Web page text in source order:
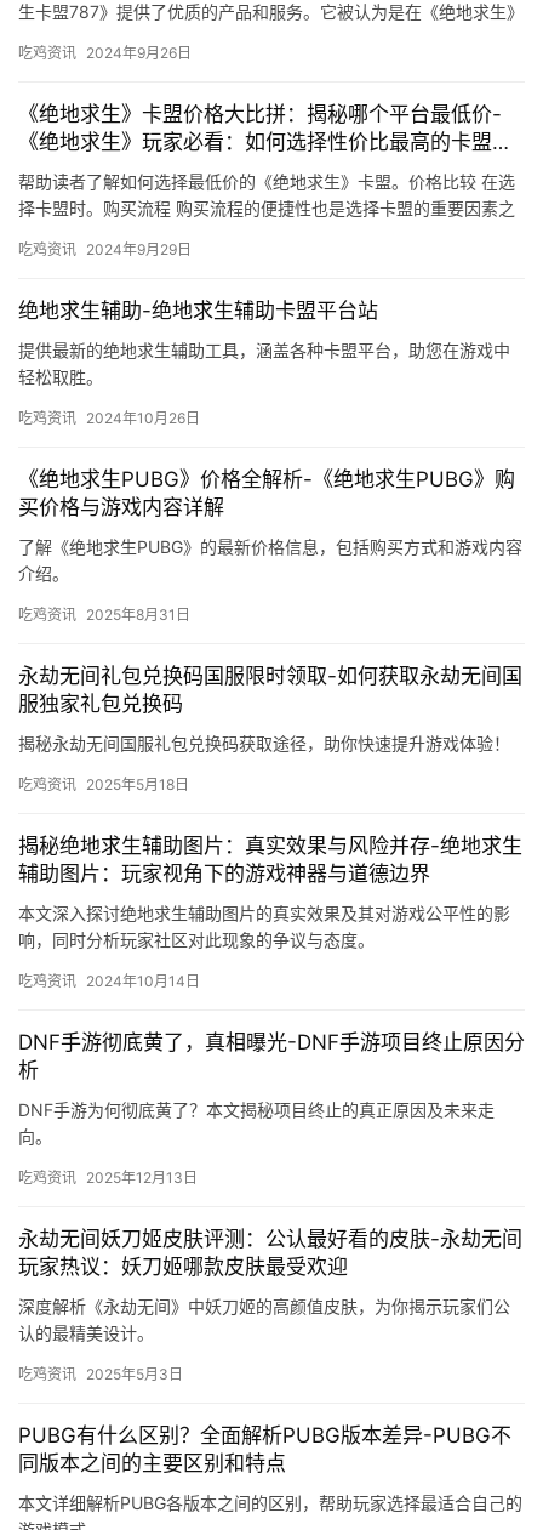
生卡盟787》提供了优质的产品和服务。它被认为是在《绝地求生》
吃鸡资讯 2024年9月26日
《绝地求生》卡盟价格大比拼：揭秘哪个平台最低价-
《绝地求生》玩家必看：如何选择性价比最高的卡盟平
台
帮助读者了解如何选择最低价的《绝地求生》卡盟。价格比较 在选
择卡盟时。购买流程 购买流程的便捷性也是选择卡盟的重要因素之
吃鸡资讯 2024年9月29日
绝地求生辅助-绝地求生辅助卡盟平台站
提供最新的绝地求生辅助工具，涵盖各种卡盟平台，助您在游戏中
轻松取胜。
吃鸡资讯 2024年10月26日
《绝地求生PUBG》价格全解析-《绝地求生PUBG》购
买价格与游戏内容详解
了解《绝地求生PUBG》的最新价格信息，包括购买方式和游戏内容
介绍。
吃鸡资讯 2025年8月31日
永劫无间礼包兑换码国服限时领取-如何获取永劫无间国
服独家礼包兑换码
揭秘永劫无间国服礼包兑换码获取途径，助你快速提升游戏体验！
吃鸡资讯 2025年5月18日
揭秘绝地求生辅助图片：真实效果与风险并存-绝地求生
辅助图片：玩家视角下的游戏神器与道德边界
本文深入探讨绝地求生辅助图片的真实效果及其对游戏公平性的影
响，同时分析玩家社区对此现象的争议与态度。
吃鸡资讯 2024年10月14日
DNF手游彻底黄了，真相曝光-DNF手游项目终止原因分
析
DNF手游为何彻底黄了？本文揭秘项目终止的真正原因及未来走
向。
吃鸡资讯 2025年12月13日
永劫无间妖刀姬皮肤评测：公认最好看的皮肤-永劫无间
玩家热议：妖刀姬哪款皮肤最受欢迎
深度解析《永劫无间》中妖刀姬的高颜值皮肤，为你揭示玩家们公
认的最精美设计。
吃鸡资讯 2025年5月3日
PUBG有什么区别？全面解析PUBG版本差异-PUBG不
同版本之间的主要区别和特点
本文详细解析PUBG各版本之间的区别，帮助玩家选择最适合自己的